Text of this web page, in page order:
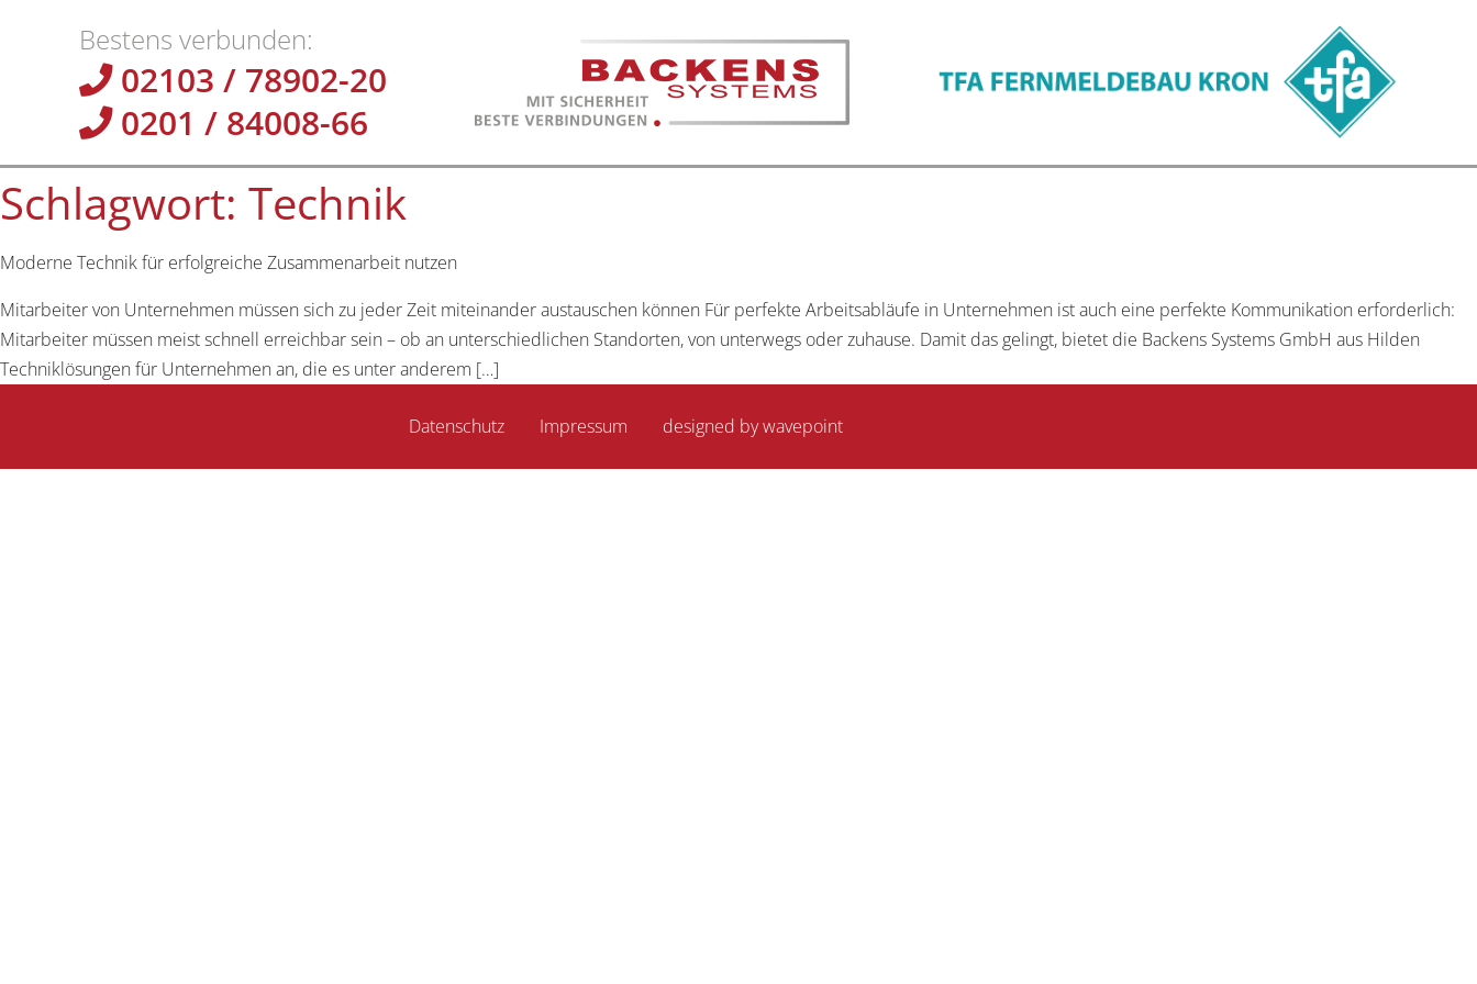
Bestens verbunden:
02103 / 78902-20
0201 / 84008-66
Datenschutz Impressum designed by wavepoint
Schlagwort: Technik
Moderne Technik für erfolgreiche Zusammenarbeit nutzen
Mitarbeiter von Unternehmen müssen sich zu jeder Zeit miteinander austauschen können Für perfekte Arbeitsabläufe in Unternehmen ist auch eine perfekte Kommunikation erforderlich:
Mitarbeiter müssen meist schnell erreichbar sein – ob an unterschiedlichen Standorten, von unterwegs oder zuhause. Damit das gelingt, bietet die Backens Systems GmbH aus Hilden
Techniklösungen für Unternehmen an, die es unter anderem […]